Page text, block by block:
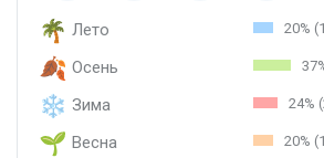
Лето 20%
Осень
Зима 24%
Весна 20%